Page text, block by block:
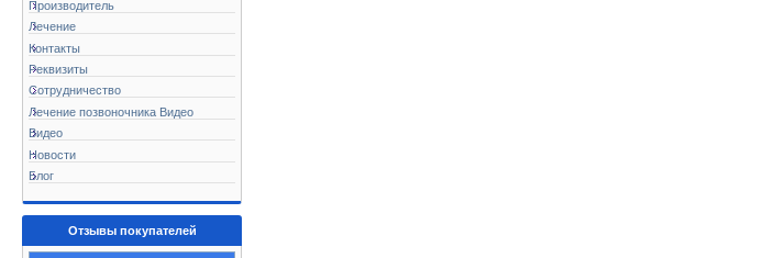
Производитель
Лечение
Контакты
Реквизиты
Сотрудничество
Лечение позвоночника Видео
Видео
Новости
Блог
Отзывы покупателей